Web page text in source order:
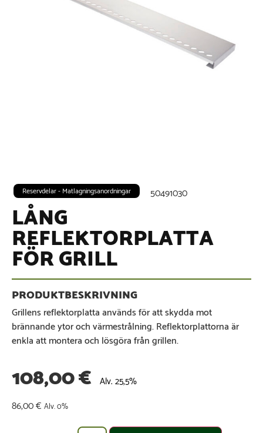
50491030
Reservdelar - Matlagningsanordningar
LÅNG
REFLEKTORPLATTA
FÖR GRILL
Grillens reflektorplatta används för att skydda mot
brännande ytor och värmestrålning. Reflektorplattorna är
enkla att montera och lösgöra från grillen.
108,00€ Alv. 25,5%
86,00€ Alv. 0%